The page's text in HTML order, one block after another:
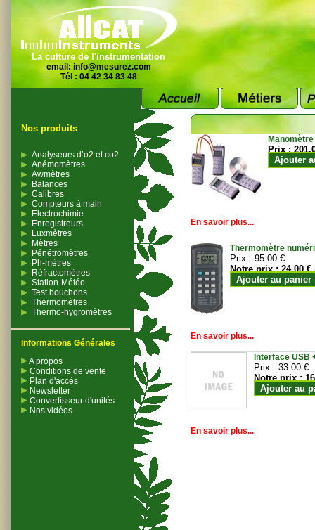
La culture de l'instrumentation
email: info@mesurez.com
Tél : 04 42 34 83 48
Nos produits
Analyseurs d’o2 et co2
Anémomètres
Awmètres
Balances
Calibres
Compteurs à main
Electrochimie
Enregistreurs
Luxmètres
Mètres
Pénétromètres
Ph-mètres
Réfractomètres
Station-Météo
Test bouchons
Thermomètres
Thermo-hygromètres
Informations Générales
A propos
Conditions de vente
Plan d'accès
Newsletter
Convertisseur d'unités
Nos vidéos
Prix :
Ajouter
En savoir plus...
Thermomètre
Prix :95.00 €
Notre prix :24.00 €
Ajouter au panier
En savoir plus...
Interface USB
Prix :33.00 €
Notre prix :
Ajouter au
En savoir plus...